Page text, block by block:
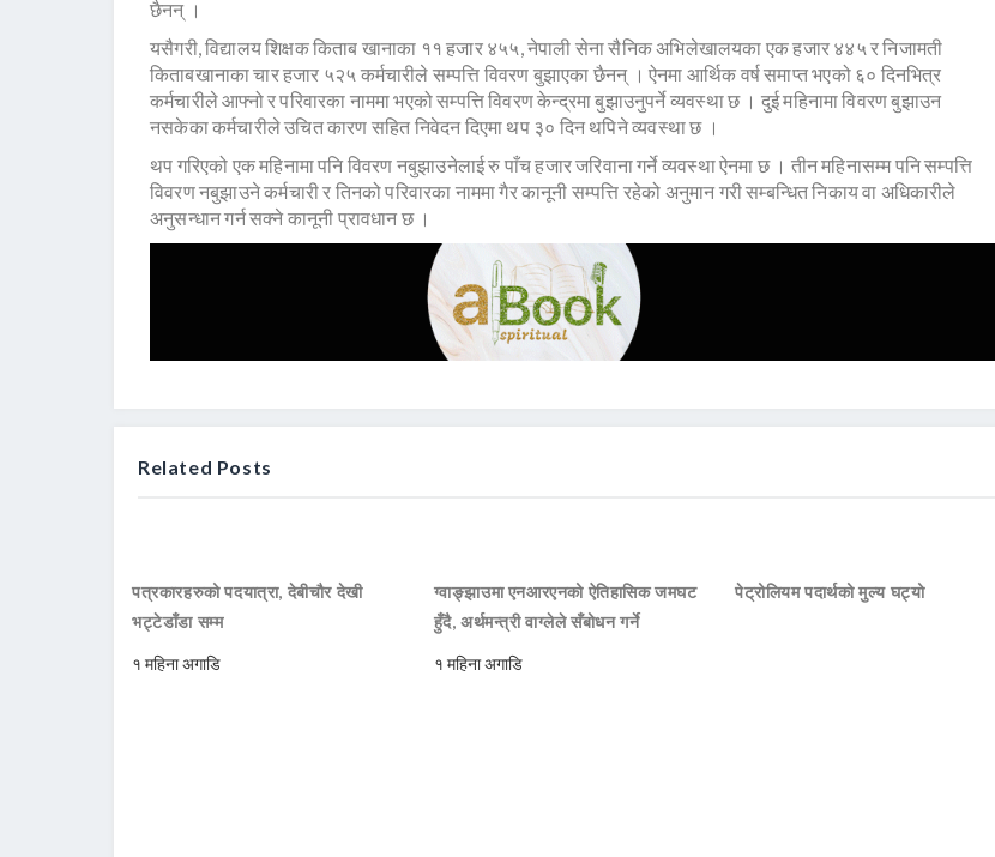
छैनन् ।
यसैगरी, विद्यालय शिक्षक किताब खानाका ११ हजार ४५५, नेपाली सेना सैनिक अभिलेखालयका एक हजार ४४५ र निजामती
किताबखानाका चार हजार ५२५ कर्मचारीले सम्पत्ति विवरण बुझाएका छैनन् । ऐनमा आर्थिक वर्ष समाप्त भएको ६० दिनभित्र
कर्मचारीले आफ्नो र परिवारका नाममा भएको सम्पत्ति विवरण केन्द्रमा बुझाउनुपर्ने व्यवस्था छ । दुई महिनामा विवरण बुझाउन
नसकेका कर्मचारीले उचित कारण सहित निवेदन दिएमा थप ३० दिन थपिने व्यवस्था छ ।
थप गरिएको एक महिनामा पनि विवरण नबुझाउनेलाई रु पाँच हजार जरिवाना गर्ने व्यवस्था ऐनमा छ । तीन महिनासम्म पनि सम्पत्ति
विवरण नबुझाउने कर्मचारी र तिनको परिवारका नाममा गैर कानूनी सम्पत्ति रहेको अनुमान गरी सम्बन्धित निकाय वा अधिकारीले
अनुसन्धान गर्न सक्ने कानूनी प्रावधान छ ।
Related Posts
पत्रकारहरुको पदयात्रा, देबीचौर देखी
भट्टेडाँडा सम्म
१ महिना अगाडि
ग्वाङ्झाउमा एनआरएनको ऐतिहासिक जमघट
हुँदै, अर्थमन्त्री वाग्लेले सँबोधन गर्ने
१ महिना अगाडि
पेट्रोलियम पदार्थको मुल्य घट्यो